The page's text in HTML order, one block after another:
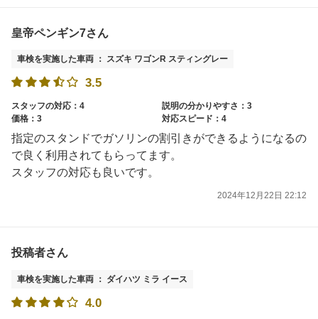
皇帝ペンギン7さん
車検を実施した車両 ： スズキ ワゴンR スティングレー
3.5
スタッフの対応：4
説明の分かりやすさ：3
価格：3
対応スピード：4
指定のスタンドでガソリンの割引きができるようになるの
で良く利用されてもらってます。
スタッフの対応も良いです。
2024年12月22日 22:12
投稿者さん
車検を実施した車両 ： ダイハツ ミラ イース
4.0